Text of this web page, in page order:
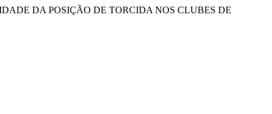
DA POSIÇÃO DE TORCIDA NOS CLUBES DE